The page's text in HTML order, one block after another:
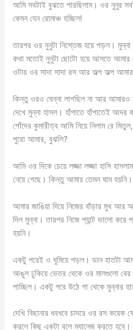
আমি সবটাই বুঝতে পারছিলাম। ওর নুনুর
কেমন যেন রোমাঞ্চ হচ্ছিল!
তারপর ওর নুনুটা নিস্তেজ হয়ে পড়ল। মুন্না
কথা মতোই নুনুটা ছোটো হয়ে আসতে আমার
ওটায় ওর সাদা সাদা রস আর অল্প অল্প
কিন্তু ওরও ঘেন্না লাগছিল না আর
দেখে মুন্না হাসল। হাঁপাতে হাঁপাতেই
পোঁদের কুমারীত্ব আমি নিয়ে নিলাম রে
পুরো আমার, বুঝলি?
আমি ওর দিকে চেয়ে লজ্জা লজ্জা হাসি
নেয়ে গেছে। কিন্তু আমার তেমন ঘাম হয়নি।
আমার জাঙিয়া দিয়ে নিজের বাঁড়ার মুখ
দিল মুন্না। তারপর নিজে প্যান্ট ভালো
হয়নি।
একটু পরেই ও ঘুমিয়ে পড়ল। ডান হাতটা
আঙুল ঢুকিয়ে ভেতর থেকে ওর মালগুলো বের
পাচ্ছিল। একটু পরে উঠে গা থেকে মুন্নার
দেখি বিছানার ধবধবে চাদরে ওর রস কয়েক
করলে কিছু একটা বলে ম্যানেজ করতে হবে।